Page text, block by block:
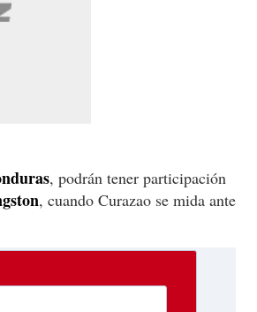
, podrán tener participación
, cuando Curazao se mida ante